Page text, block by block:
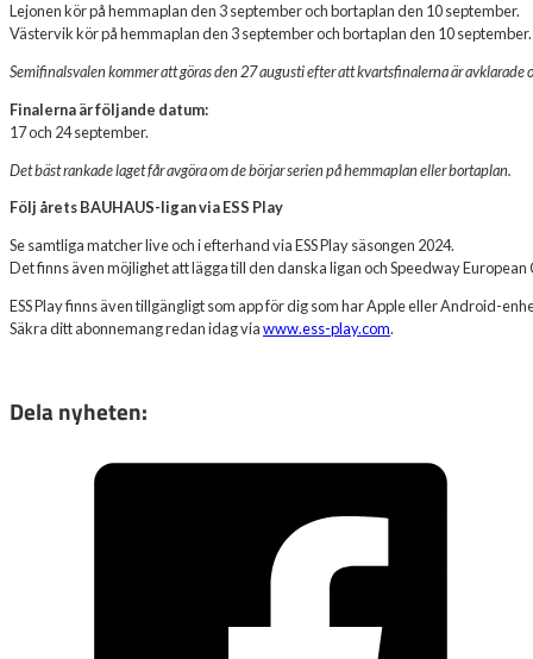
Lejonen kör på hemmaplan den 3 september och bortaplan den 10 september.
Västervik kör på hemmaplan den 3 september och bortaplan den 10 september.
Semifinalsvalen kommer att göras den 27 augusti efter att kvartsfinalerna är
Finalerna är följande datum:
17 och 24 september.
Det bäst rankade laget får avgöra om de börjar serien på hemmaplan eller bortaplan.
Följ årets BAUHAUS-ligan via ESS Play
Se samtliga matcher live och i efterhand via ESS Play säsongen 2024.
Det finns även möjlighet att lägga till den danska ligan och Speedway
ESS Play finns även tillgängligt som app för dig som har Apple eller Android-
Säkra ditt abonnemang redan idag viawww.ess-play.com.
Dela nyheten: